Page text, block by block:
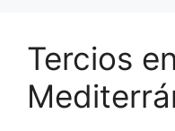
Tercios